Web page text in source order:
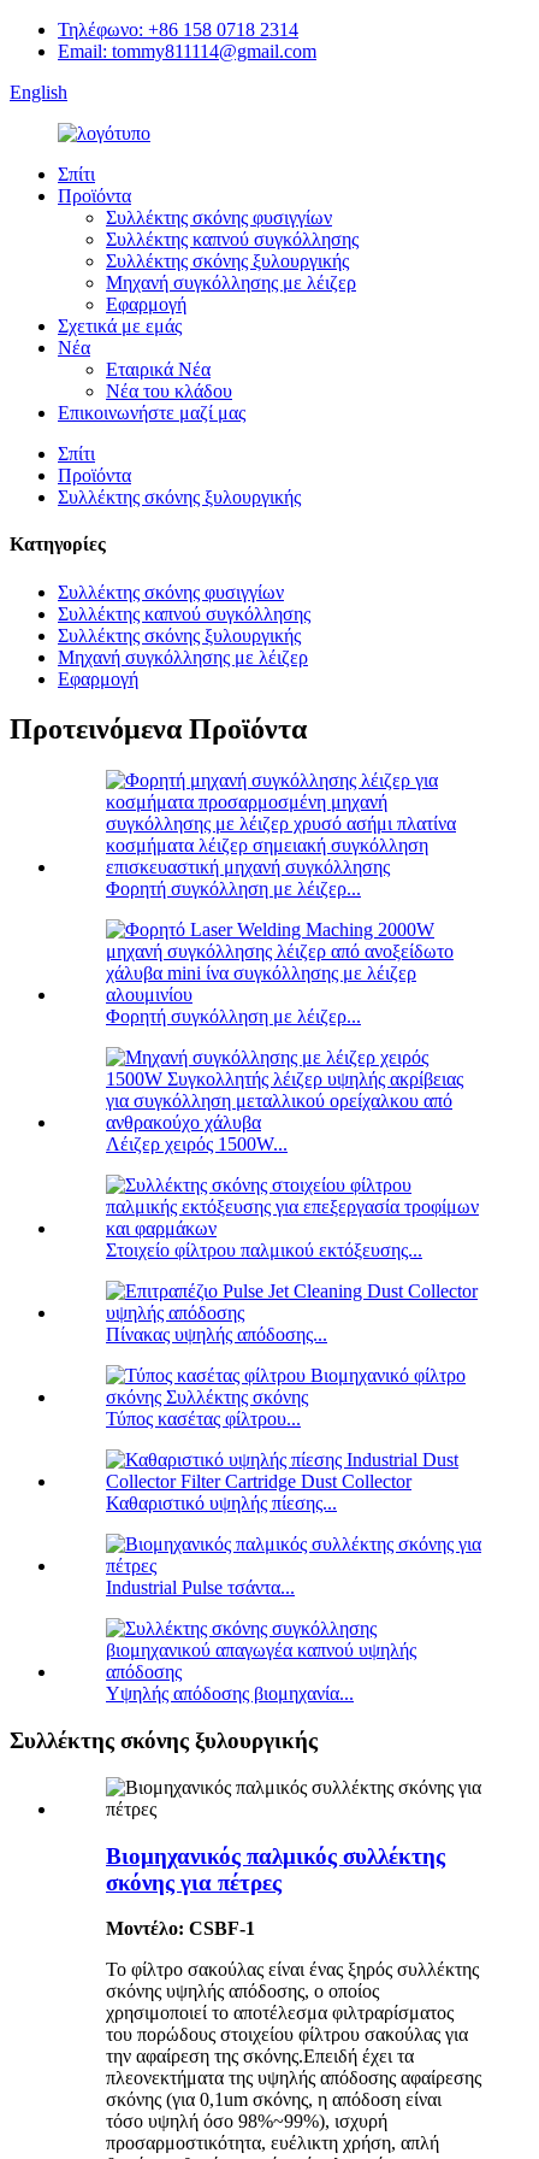
Τηλέφωνο: +86 158 0718 2314
Email: tommy811114@gmail.com
English
Σπίτι
Προϊόντα
Συλλέκτης σκόνης φυσιγγίων
Συλλέκτης καπνού συγκόλλησης
Συλλέκτης σκόνης ξυλουργικής
Μηχανή συγκόλλησης με λέιζερ
Εφαρμογή
Σχετικά με εμάς
Νέα
Εταιρικά Νέα
Νέα του κλάδου
Επικοινωνήστε μαζί μας
Σπίτι
Προϊόντα
Συλλέκτης σκόνης ξυλουργικής
Κατηγορίες
Συλλέκτης σκόνης φυσιγγίων
Συλλέκτης καπνού συγκόλλησης
Συλλέκτης σκόνης ξυλουργικής
Μηχανή συγκόλλησης με λέιζερ
Εφαρμογή
Προτεινόμενα Προϊόντα
Φορητή συγκόλληση με λέιζερ...
Φορητή συγκόλληση με λέιζερ...
Λέιζερ χειρός 1500W...
Στοιχείο φίλτρου παλμικού εκτόξευσης...
Πίνακας υψηλής απόδοσης...
Τύπος κασέτας φίλτρου...
Καθαριστικό υψηλής πίεσης...
Industrial Pulse τσάντα...
Υψηλής απόδοσης βιομηχανία...
Συλλέκτης σκόνης ξυλουργικής
Βιομηχανικός παλμικός συλλέκτης
σκόνης για πέτρες
Μοντέλο: CSBF-1
Το φίλτρο σακούλας είναι ένας ξηρός συλλέκτης
σκόνης υψηλής απόδοσης, ο οποίος
χρησιμοποιεί το αποτέλεσμα φιλτραρίσματος
του πορώδους στοιχείου φίλτρου σακούλας για
την αφαίρεση της σκόνης.Επειδή έχει τα
πλεονεκτήματα της υψηλής απόδοσης αφαίρεσης
σκόνης (για 0,1um σκόνης, η απόδοση είναι
τόσο υψηλή όσο 98%~99%), ισχυρή
προσαρμοστικότητα, ευέλικτη χρήση, απλή